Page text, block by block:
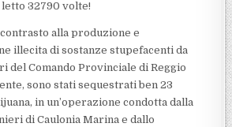
32790 volte!
alla produzione e
illecita di sostanze stupefacenti da
del Comando Provinciale di Reggio
sono stati sequestrati ben 23
in un’operazione condotta dalla
di Caulonia Marina e dallo